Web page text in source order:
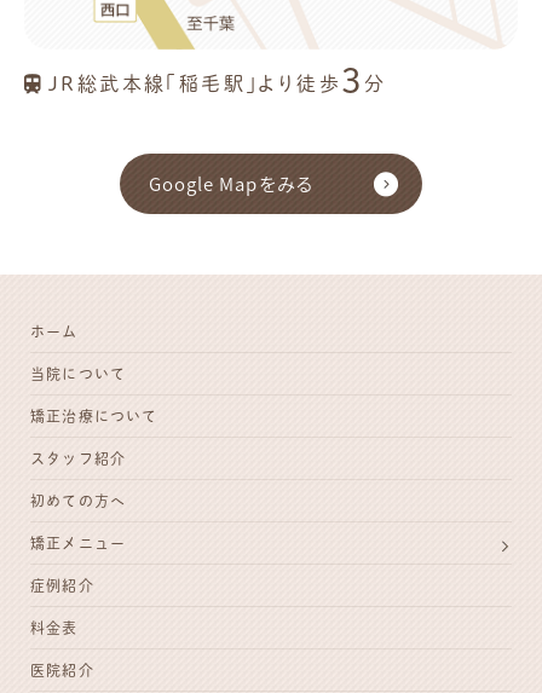
JR総武本線「稲毛駅」より徒歩 3分
Google Mapをみる
ホーム
当院について
矯正治療について
スタッフ紹介
初めての方へ
矯正メニュー
症例紹介
料金表
医院紹介